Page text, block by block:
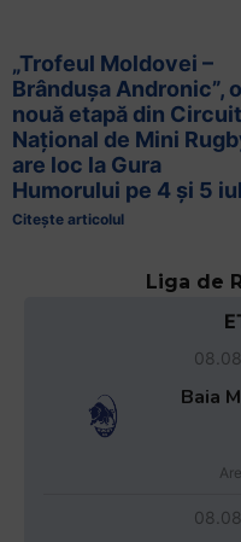
„Trofeul Moldovei –
Brândușa Andronic”, o
nouă etapă din
Național de Mini
are loc la Gura
Humorului pe 4 și 5
Citește articolul
Liga de
Baia